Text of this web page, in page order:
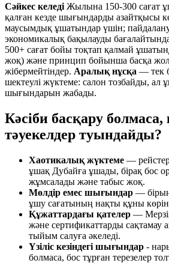
Сәйкес келеді Жылына 150-300 сағат
қалған кезде шығындарды азайтқысы
маусымдық ұшатындар үшін;
экономикалық бақылауды
500+ сағат бойы тоқтап қалмай
жоқ) және принцип бойынша басқа
жібермейтіндер. Аралық нұсқа — тек
шектеулі жүктеме: салон тозбайды, ал
шығындарын жабады.
Кәсіби басқару болмаса,
тәуекелдер туындайды?
Хаотикалық жүктеме —
ұшақ Дубайға ұшады, бірақ бос
жұмсалады және табыс жоқ.
Мөлдір емес шығындар —
ұшу сағатының нақты құны
Құжаттардағы қателер —
және сертификаттарды сақтамау
тыйым салуға әкеледі.
Үзіліс кезіндегі шығындар -
болмаса, бос тұрған терезелер